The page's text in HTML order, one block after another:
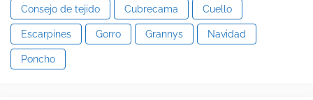
Consejo de tejido Cubrecama Cuello
Escarpines Gorro Grannys Navidad
Poncho